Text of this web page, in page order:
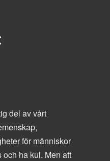
del av vårt
för människor
ha kul. Men att